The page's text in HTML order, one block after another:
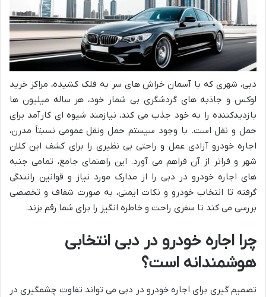
دبی، شهری که با آسمان خراش های سر به فلک کشیده، مراکز خرید
لوکس و جاذبه های گردشگری بی شمار خود، هر ساله میلیون ها
بازدیدکننده را به خود جذب می کند، نیازمند شیوه ای کارآمد برای
حمل و نقل است. با وجود سیستم حمل ونقل عمومی نسبتاً مدرن،
اجاره خودرو آزادی عمل و راحتی بی نظیری را برای کشف این کلان
شهر و فراتر از آن فراهم می آورد. این راهنمای جامع، تمامی جنبه
های اجاره خودرو در دبی را از مدارک مورد نیاز و قوانین رانندگی
گرفته تا انتخاب خودرو و نکات ایمنی، به صورت شفاف و تخصصی
بررسی می کند تا سفری راحت و خاطره انگیز را برای شما رقم بزند.
چرا اجاره خودرو در دبی انتخابی
هوشمندانه است؟
تصمیم گیری برای اجاره خودرو در دبی می تواند تفاوت چشمگیری در